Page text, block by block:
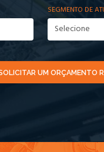
SEGMENTO DE